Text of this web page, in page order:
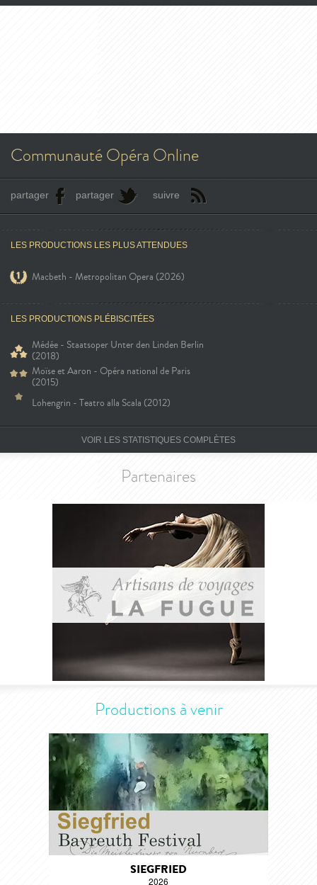
Communauté Opéra Online
partager partager suivre
LES PRODUCTIONS LES PLUS ATTENDUES
Macbeth - Metropolitan Opera (2026)
LES PRODUCTIONS PLÉBISCITÉES
Médée - Staatsoper Unter den Linden Berlin
(2018)
Moïse et Aaron - Opéra national de Paris
(2015)
Lohengrin - Teatro alla Scala (2012)
VOIR LES STATISTIQUES COMPLÈTES
Partenaires
Productions à venir
SIEGFRIED
2026